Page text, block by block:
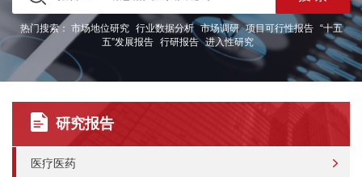
热门搜索： 市场地位研究 行业数据分析 市场调研 项目可行性报告
“十五
五”发展报告 行研报告 进入性研究
研究报告
医疗医药